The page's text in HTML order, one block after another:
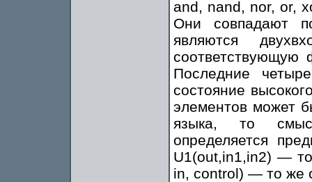
and, nand, nor, or,
Они совпадают
являются
Последние
состояние
элементов может
языка, то
определяется
U1(out,in1,in2) —
in, control) — то же